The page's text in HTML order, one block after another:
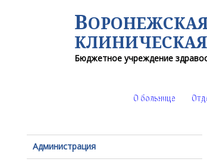
В
КЛИНИЧЕСКАЯ
Бюджетное учреждение
О больнице
Администрация